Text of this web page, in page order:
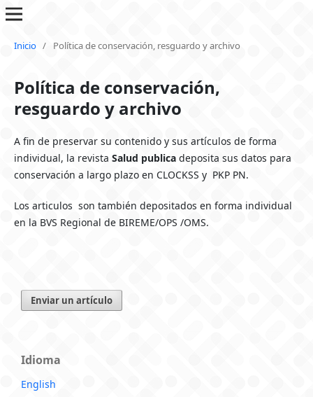
Inicio / Política de conservación, resguardo y archivo
Política de conservación,
resguardo y archivo
A fin de preservar su contenido y sus artículos de forma
individual, la revista Salud publicadeposita sus datos para
conservación a largo plazo en CLOCKSS y PKP PN.
Los articulos son también depositados en forma individual
en la BVS Regional de BIREME/OPS /OMS.
Enviar un artículo
Idioma
English